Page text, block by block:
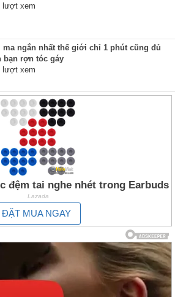
lượt xem
ma ngắn nhất thế giới chỉ 1 phút cũng đủ
bạn rợn tóc gáy
lượt xem
đệm tai nghe nhét trong Earbuds
Lazada
ĐẶT MUA NGAY